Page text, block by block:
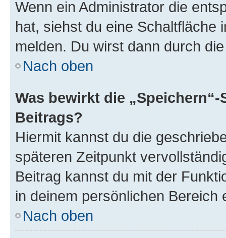
Wenn ein Administrator die
hat, siehst du eine Schaltfläche
melden. Du wirst dann durch
Nach oben
Was bewirkt die
Beitrags?
Hiermit kannst du die
späteren Zeitpunkt
Beitrag kannst du mit der
in deinem persönlichen Bereich
Nach oben